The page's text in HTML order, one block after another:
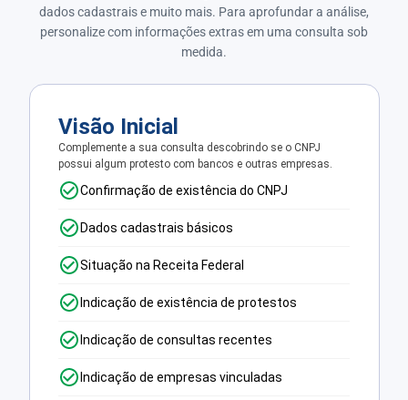
dados cadastrais e muito mais. Para aprofundar a análise,
personalize com informações extras em uma consulta sob
medida.
Visão Inicial
Complemente a sua consulta descobrindo se o CNPJ
possui algum protesto com bancos e outras empresas.
Confirmação de existência do CNPJ
Dados cadastrais básicos
Situação na Receita Federal
Indicação de existência de protestos
Indicação de consultas recentes
Indicação de empresas vinculadas